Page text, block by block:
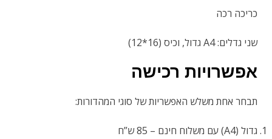
כריכה רכה
שני גדלים: A4 גדול, וכיס (16*12)
אפשרויות רכישה
תבחר אחת משלש האפשריות של סוגי המהדורות:
גדול (A4) עם משלוח חינם – 85 ש”ח